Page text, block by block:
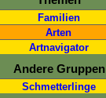
Familien
Arten
Artnavigator
Andere Gruppen
Schmetterlinge